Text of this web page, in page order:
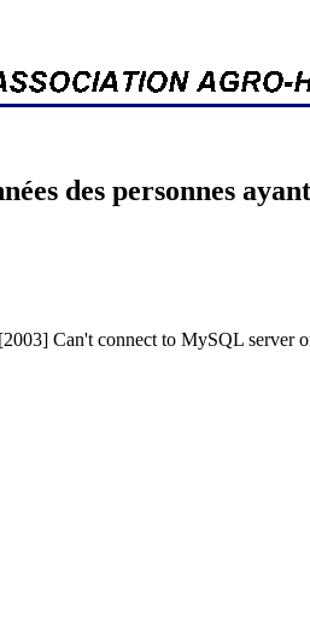
des personnes
Can't connect to MySQL server